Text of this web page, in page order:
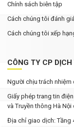
Chính sách biên tập
Cách chúng tôi đánh
Cách chúng tôi xếp
CÔNG TY CP
Người chịu trách nhiệm
Giấy phép trang tin
và Truyền thông Hà
Địa chỉ giao dịch: Tầng